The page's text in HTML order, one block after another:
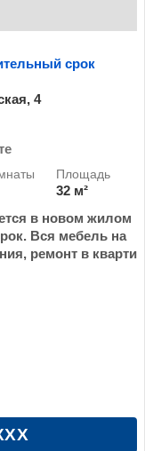
срок
4
32 м²
в новом жилом
Вся мебель на
ремонт в кварти